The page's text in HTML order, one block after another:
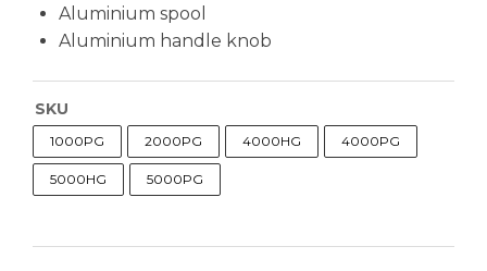
Aluminium spool
Aluminium handle knob
SKU
1000PG 2000PG 4000HG 4000PG
5000HG 5000PG